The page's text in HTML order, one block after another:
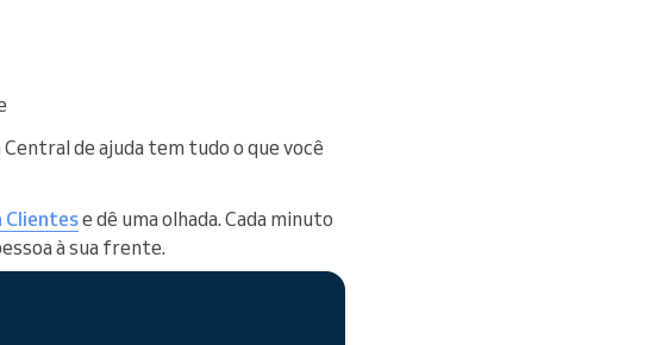
Central de ajuda tem tudo o que você
Clientese dê uma olhada. Cada minuto
à sua frente.